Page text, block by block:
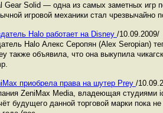
Gear Solid — одна из самых заметных игр
игровой механики стал чрезвычайно
Halo работает на Disney /10.09.2009/
Halo Алекс Серопян (Alex Seropian)
также объявила, что она выкупила
приобрела права на шутер Prey /
ZeniMax Media, владеющая студиями
будущего данной торговой марки пока